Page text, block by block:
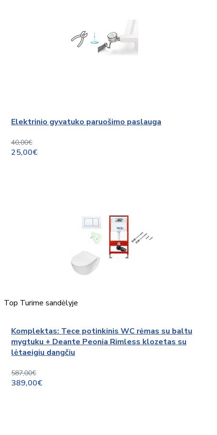
Elektrinio gyvatuko paruošimo paslauga
40,00€
25,00€
Top Turime sandėlyje
Komplektas: Tece potinkinis WC rėmas su baltu
mygtuku + Deante Peonia Rimless klozetas su
lėtaeigiu dangčiu
587,00€
389,00€